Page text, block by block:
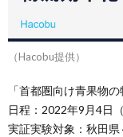
（Hacobu提供）
「首都圏向け青果物
日程：2022年9月4日
実証実験対象：秋田